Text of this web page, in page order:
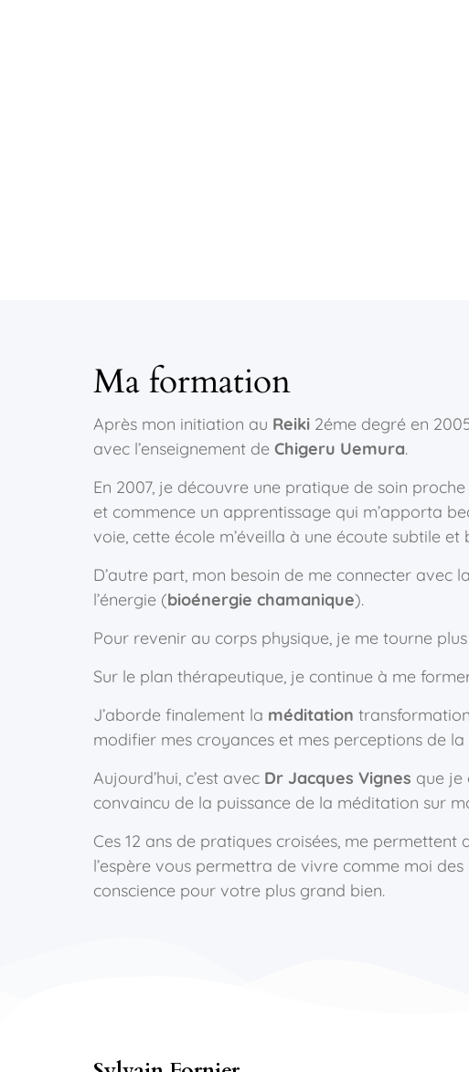
Ma formation
Après mon initiation au Reiki 2éme degré en
avec l’enseignement de Chigeru Uemura.
En 2007, je découvre une pratique de soin proche
et commence un apprentissage qui m’apporta
voie, cette école m’éveilla à une écoute subtile
D’autre part, mon besoin de me connecter avec
l’énergie (bioénergie chamanique).
Pour revenir au corps physique, je me tourne
Sur le plan thérapeutique, je continue à me
J’aborde finalement la méditation
modifier mes croyances et mes perceptions de la
Aujourd’hui, c’est avec Dr Jacques Vignes que je
convaincu de la puissance de la méditation sur
Ces 12 ans de pratiques croisées, me
l’espère vous permettra de vivre comme moi
conscience pour votre plus grand bien.